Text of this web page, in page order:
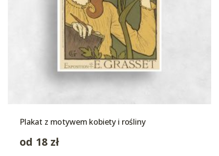
Plakat z motywem kobiety i rośliny
od 18 zł